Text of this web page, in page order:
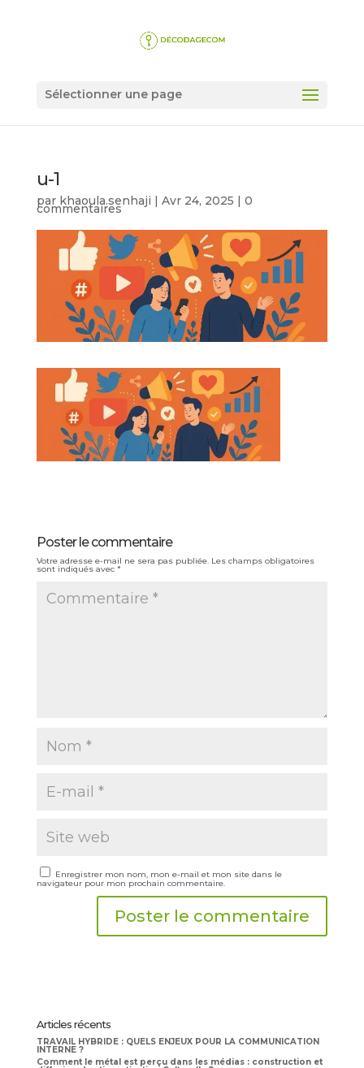
Sélectionner une page
u-1
par khaoula.senhaji | Avr 24, 2025 | 0
commentaires
Poster le commentaire
Votre adresse e-mail ne sera pas publiée. Les champs obligatoires
sont indiqués avec *
Enregistrer mon nom, mon e-mail et mon site dans le
navigateur pour mon prochain commentaire.
Articles récents
TRAVAIL HYBRIDE : QUELS ENJEUX POUR LA COMMUNICATION
INTERNE ?
Comment le métal est perçu dans les médias : construction et